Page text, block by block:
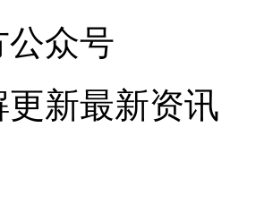
公众号
更新最新资讯